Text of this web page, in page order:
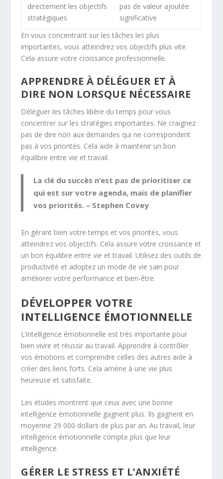
directement les objectifs
stratégiques
pas de valeur ajoutée
significative
En vous concentrant sur les tâches les plus
importantes, vous atteindrez vos objectifs plus vite.
Cela assure votre croissance professionnelle.
APPRENDRE À DÉLÉGUER ET À
DIRE NON LORSQUE NÉCESSAIRE
Déléguer les tâches libère du temps pour vous
concentrer sur les stratégies importantes. Ne craignez
pas de dire non aux demandes qui ne correspondent
pas à vos priorités. Cela aide à maintenir un bon
équilibre entre vie et travail.
La clé du succès n’est pas de prioritiser ce
qui est sur votre agenda, mais de planifier
vos priorités. – Stephen Covey
En gérant bien votre temps et vos priorités, vous
atteindrez vos objectifs. Cela assure votre croissance et
un bon équilibre entre vie et travail. Utilisez des outils de
productivité et adoptez un mode de vie sain pour
améliorer votre performance et bien-être.
DÉVELOPPER VOTRE
INTELLIGENCE ÉMOTIONNELLE
L’intelligence émotionnelle est très importante pour
bien vivre et réussir au travail. Apprendre à contrôler
vos émotions et comprendre celles des autres aide à
créer des liens forts. Cela amène à une vie plus
heureuse et satisfaite.
Les études montrent que ceux avec une bonne
intelligence émotionnelle gagnent plus. Ils gagnent en
moyenne 29 000 dollars de plus par an. Au travail, leur
intelligence émotionnelle compte plus que leur
intelligence.
GÉRER LE STRESS ET L’ANXIÉTÉ